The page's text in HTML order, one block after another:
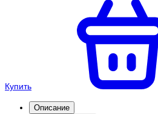
Купить
Описание